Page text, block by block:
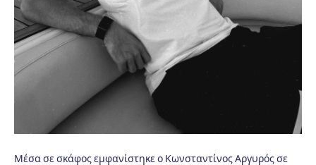
Μέσα σε σκάφος εμφανίστηκε ο Κωνσταντίνος Αργυρός σε